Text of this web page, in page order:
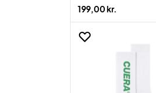
199,00 kr.